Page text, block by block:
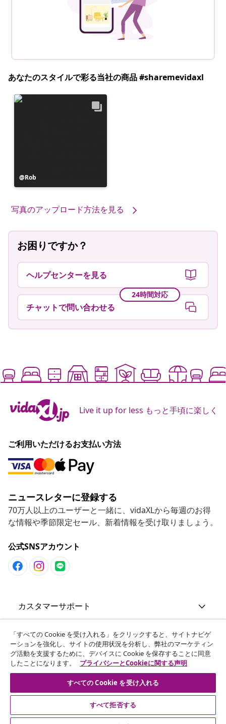
あなたのスタイルで彩る当社の商品 #sharemevidaxl
投
稿
Rob
写真のアップロード方法を見る
お困りですか？
ヘルプセンターを見る
24時間対応
チャットで問い合わせる
Live it up for less もっと手頃に楽しく
ご利用いただけるお支払い方法
ニュースレターに登録する
70万人以上のユーザーと一緒に、vidaXLから毎週のお得
な情報や季節限定セール、新着情報を受け取りましょう。
公式SNSアカウント
カスタマーサポート
ビジネス・パートナーシップ
vidaXL
その他の情報
「すべての Cookie を受け入れる」をクリックすると、サイトナビゲ
ーションを強化し、サイトの使用状況を分析し、弊社のマーケティン
グ活動を支援するために、デバイスに Cookie を保存することに同意
したことになります。
プライバシーとCookieに関する声明
すべての Cookie を受け入れる
すべて拒否する